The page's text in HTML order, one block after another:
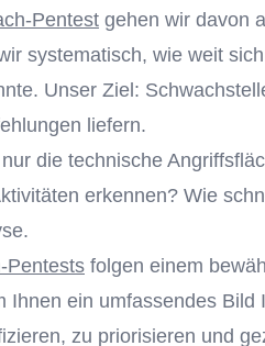
Pentest gehen wir davon
systematisch, wie weit
Unser Ziel:
liefern.
die technische
erkennen? Wie
Pentests folgen einem
Ihnen ein umfassendes
zu priorisieren und